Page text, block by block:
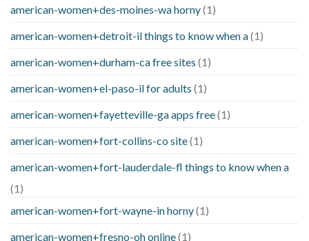
american-women+des-moines-wa horny(1)
american-women+detroit-il things to know when a(1)
american-women+durham-ca free sites (1)
american-women+el-paso-il for adults (1)
american-women+fayetteville-ga apps free(1)
american-women+fort-collins-co site(1)
american-women+fort-lauderdale-fl things to know when a
(1)
american-women+fort-wayne-in horny(1)
american-women+fresno-oh online(1)